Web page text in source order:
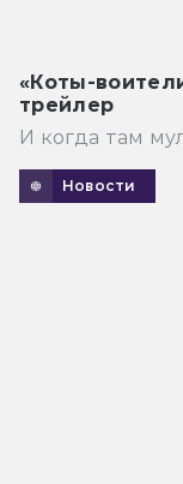
«Коты-
трейлер
И когда там
Новости